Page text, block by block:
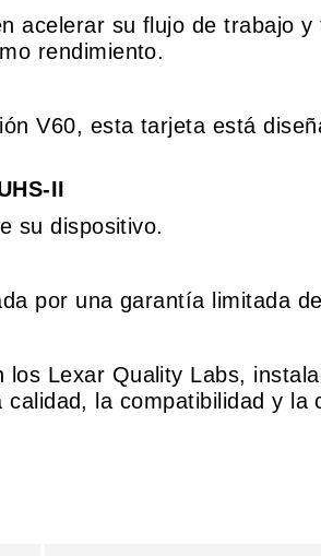
acelerar su flujo de trabajo
rendimiento.
V60, esta tarjeta está
II
su dispositivo.
por una garantía limitada
Lexar Quality Labs,
la compatibilidad y la